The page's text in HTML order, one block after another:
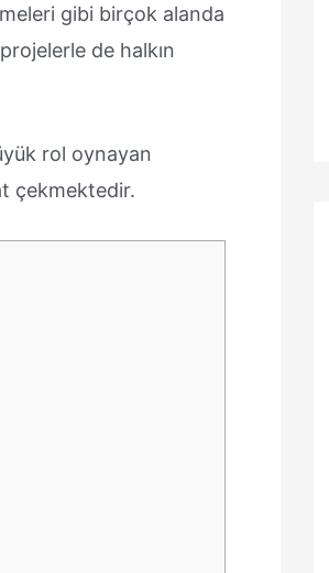
gibi birçok alanda
de halkın
rol oynayan
çekmektedir.